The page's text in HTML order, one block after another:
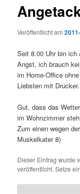
Veröffentlicht am
Seit 8.00 Uhr bin
Angst, ich brauch
im Home-Office
Liebsten mit Drucker.
Gut, dass das
im Wohnzimmer
Zum einen wegen
Muskelkater 8)
Dieser Eintrag wurde
veröffentlicht. Setze